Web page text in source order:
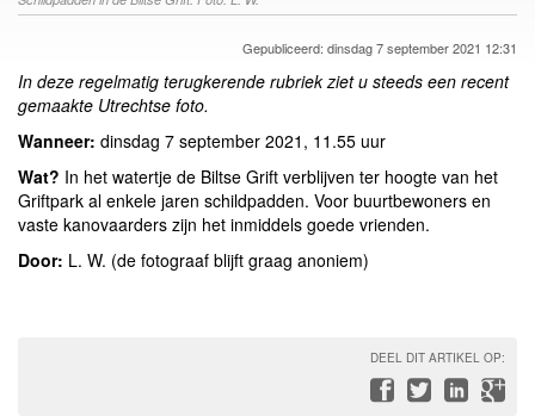
Gepubliceerd: dinsdag 7 september 2021 12:31
In deze regelmatig terugkerende rubriek ziet u steeds een recent
gemaakte Utrechtse foto.
Wanneer: dinsdag 7 september 2021, 11.55 uur
Wat? In het watertje de Biltse Grift verblijven ter hoogte van het
Griftpark al enkele jaren schildpadden. Voor buurtbewoners en
vaste kanovaarders zijn het inmiddels goede vrienden.
Door: L. W. (de fotograaf blijft graag anoniem)
DEEL DIT ARTIKEL OP: